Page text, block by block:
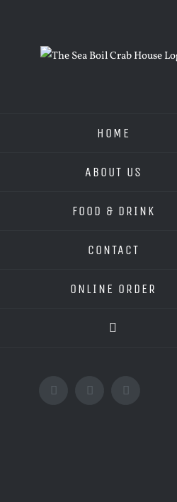
HOME
ABOUT US
FOOD & DRINK
CONTACT
ONLINE ORDER
FacebookTwitter